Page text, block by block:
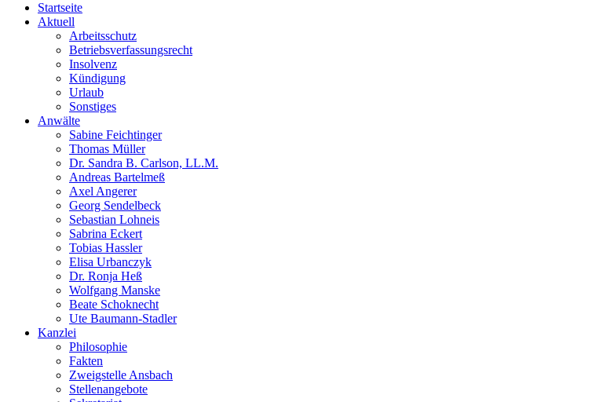
Startseite
Aktuell
Arbeitsschutz
Betriebsverfassungsrecht
Insolvenz
Kündigung
Urlaub
Sonstiges
Anwälte
Sabine Feichtinger
Thomas Müller
Dr. Sandra B. Carlson, LL.M.
Andreas Bartelmeß
Axel Angerer
Georg Sendelbeck
Sebastian Lohneis
Sabrina Eckert
Tobias Hassler
Elisa Urbanczyk
Dr. Ronja Heß
Wolfgang Manske
Beate Schoknecht
Ute Baumann-Stadler
Kanzlei
Philosophie
Fakten
Zweigstelle Ansbach
Stellenangebote